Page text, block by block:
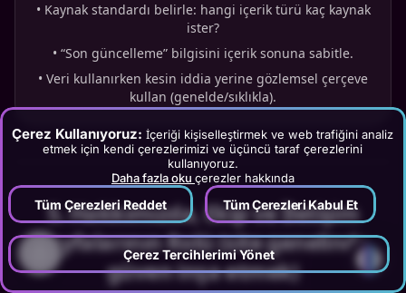
Çerez Kullanıyoruz: İçeriği kişiselleştirmek ve web trafiğini analiz
etmek için kendi çerezlerimizi ve üçüncü taraf çerezlerini
kullanıyoruz.
Daha fazla oku çerezler hakkında
Tüm Çerezleri Reddet Tüm Çerezleri Kabul Et
Çerez Tercihlerimi Yönet
• Kaynak standardı belirle: hangi içerik türü kaç kaynak
ister?
• “Son güncelleme” bilgisini içerik sonuna sabitle.
• Veri kullanırken kesin iddia yerine gözlemsel çerçeve
kullan (genelde/sıklıkla).
5.Hakkımızda, Ekip ve İletişim
Sayfalarının Rolü (site genelinde
güven inşa etmek)
?